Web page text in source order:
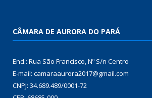
CÂMARA DE AURORA DO PARÁ
End.: Rua São Francisco, Nº S/n Centro
E-mail: camaraaurora2017@gmail.com
CNPJ: 34.689.489/0001-72